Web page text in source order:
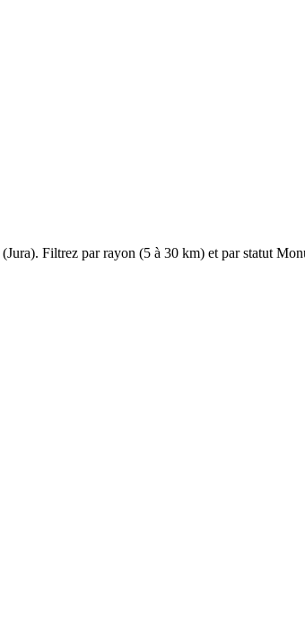
(Jura). Filtrez par rayon (5 à 30 km) et par statut